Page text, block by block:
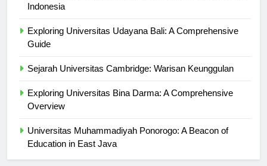
Menjelajahi Keunggulan Akademik Universitas Methodist
Exploring Universitas Udayana Bali: A Comprehensive
Exploring Universitas Bina Darma: A Comprehensive
Universitas Muhammadiyah Ponorogo: A Beacon of